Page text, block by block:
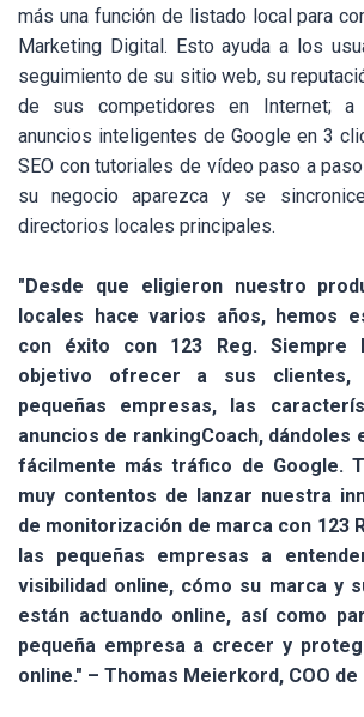
más una función de listado local para
Marketing Digital. Esto ayuda a los
seguimiento de su sitio web, su
de sus competidores en Internet; a
anuncios inteligentes de Google en 3
SEO con tutoriales de vídeo paso a
su negocio aparezca y se
directorios locales principales.
"Desde que eligieron nuestro
locales hace varios años, hemos
con éxito con 123 Reg. Siempre
objetivo ofrecer a sus clientes,
pequeñas empresas, las
anuncios de rankingCoach, dándoles
fácilmente más tráfico de Google.
muy contentos de lanzar nuestra
de monitorización de marca con 123
las pequeñas empresas a
visibilidad online, cómo su marca y
están actuando online, así como
pequeña empresa a crecer y
online." – Thomas Meierkord, COO